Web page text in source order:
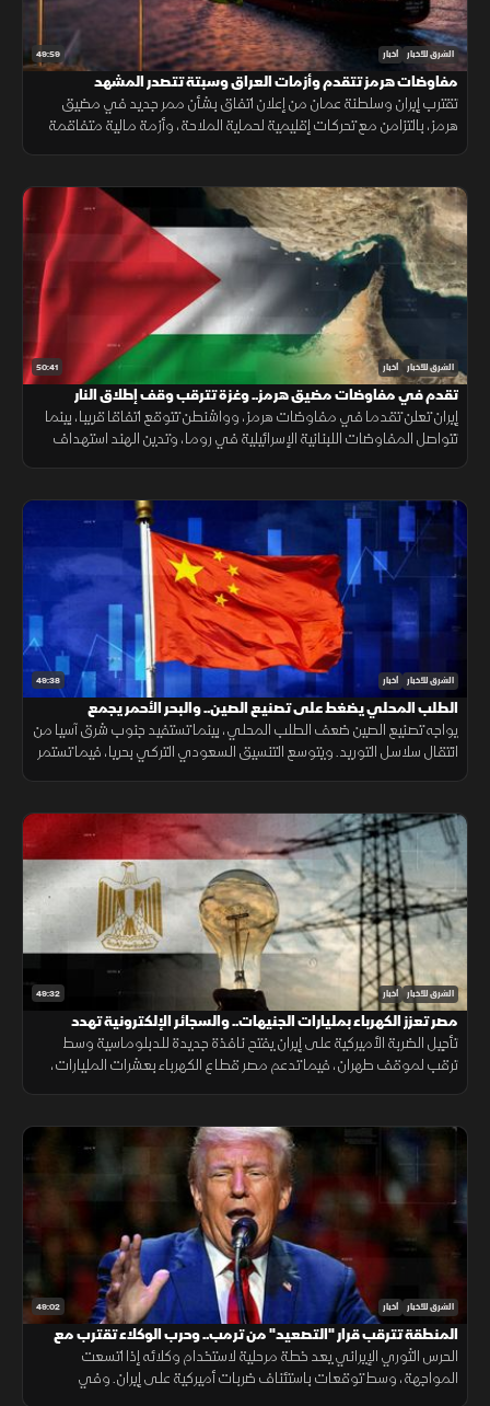
49:59 الشرق للأخبار أخبار
مفاوضات هرمز تتقدم وأزمات العراق وسبتة تتصدر المشهد
تقترب إيران وسلطنة عمان من إعلان اتفاق بشأن ممر جديد في مضيق
هرمز، بالتزامن مع تحركات إقليمية لحماية الملاحة، وأزمة مالية متفاقمة
50:41 الشرق للأخبار أخبار
تقدم في مفاوضات مضيق هرمز.. وغزة تترقب وقف إطلاق النار
إيران تعلن تقدما في مفاوضات هرمز، وواشنطن تتوقع اتفاقا قريبا، بينما
تتواصل المفاوضات اللبنانية الإسرائيلية في روما، وتدين الهند استهداف
49:38 الشرق للأخبار أخبار
الطلب المحلي يضغط على تصنيع الصين.. والبحر الأحمر يجمع
السعودية وتركيا
يواجه تصنيع الصين ضعف الطلب المحلي، بينما تستفيد جنوب شرق آسيا من
انتقال سلاسل التوريد. ويتوسع التنسيق السعودي التركي بحريا، فيما تستمر
49:32 الشرق للأخبار أخبار
مصر تعزز الكهرباء بمليارات الجنيهات.. والسجائر الإلكترونية تهدد
المراهقين
تأجيل الضربة الأميركية على إيران يفتح نافذة جديدة للدبلوماسية وسط
ترقب لموقف طهران، فيما تدعم مصر قطاع الكهرباء بعشرات المليارات،
49:02 الشرق للأخبار أخبار
المنطقة تترقب قرار "التصعيد" من ترمب.. وحرب الوكلاء تقترب مع
اتساع المواجهة
الحرس الثوري الإيراني يعد خطة مرحلية لاستخدام وكلائه إذا اتسعت
المواجهة، وسط توقعات باستئناف ضربات أميركية على إيران. وفي